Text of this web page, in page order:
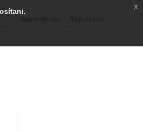
Bejelentkezés Regisztráció
x